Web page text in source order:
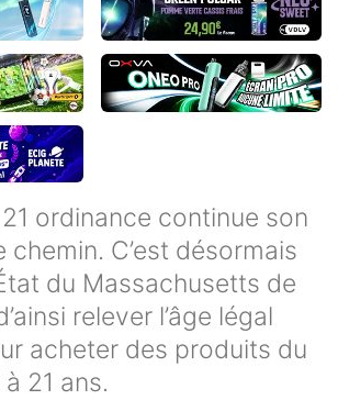
ordinance continue son
C’est désormais
du Massachusetts de
relever l’âge légal
acheter des produits du
21 ans.